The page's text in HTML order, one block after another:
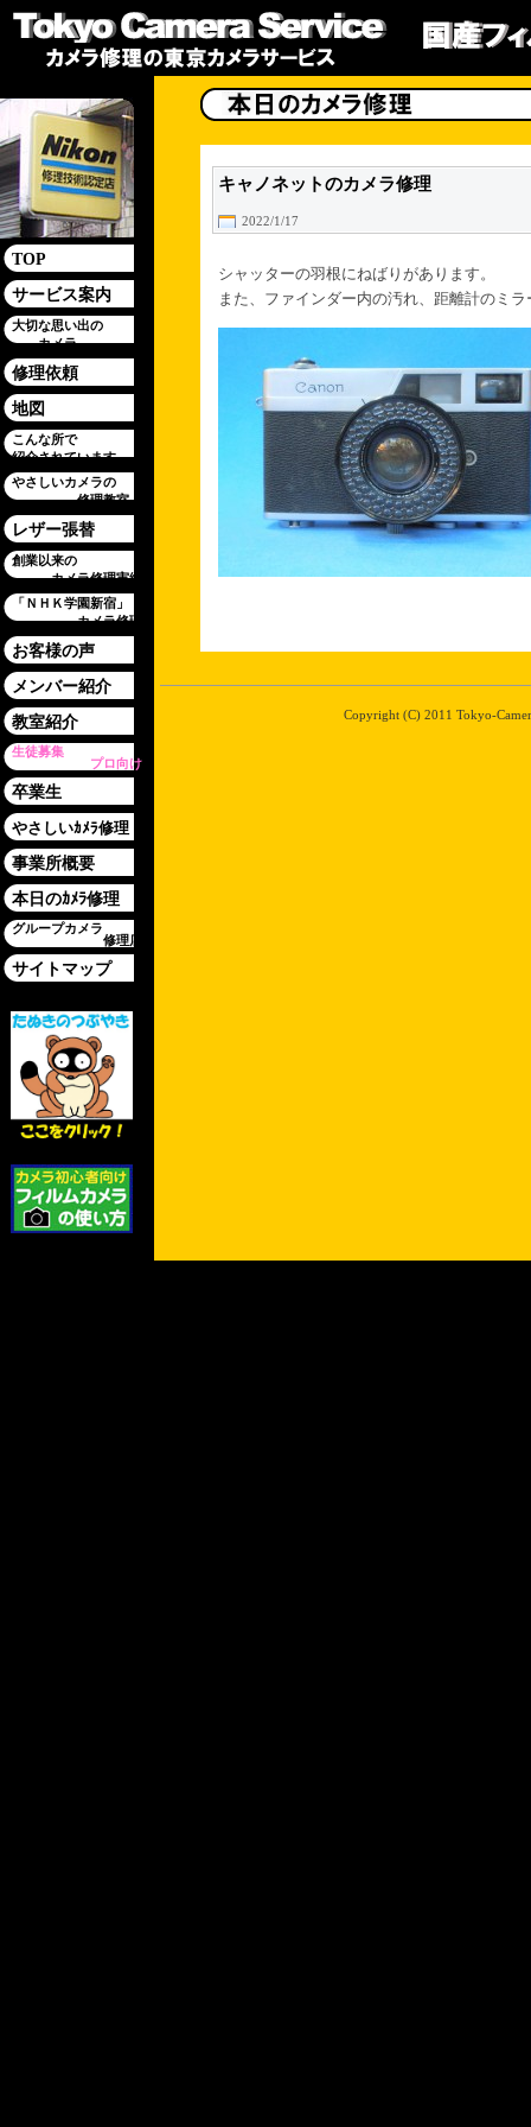
TOP
サービス案内
大切な思い出の
カメラ
修理依頼
地図
こんな所で
紹介されています
やさしいカメラの
修理教室
レザー張替
創業以来の
カメラ修理実績
「ＮＨＫ学園新宿」
カメラ修理
お客様の声
メンバー紹介
教室紹介
生徒募集
プロ向け
卒業生
やさしいｶﾒﾗ修理
事業所概要
本日のｶﾒﾗ修理
グループカメラ
修理店
サイトマップ
キャノネットのカメラ修理
2022/1/17
シャッターの羽根にねばりがあります。
また、ファインダー内の汚れ、距離計のミ
Copyright (C) 2011 Tokyo-